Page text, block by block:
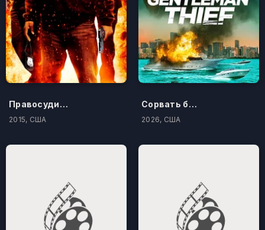
Правосудие по-американски
2015, США
Сорвать банк 3: Вор-джентльмен
2026, США